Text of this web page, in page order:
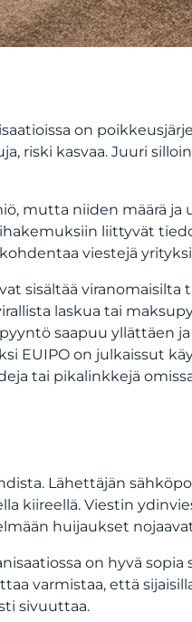
on
riski kasvaa. Juuri
mutta niiden määrä ja
liittyvät
viestejä
sisältää
laskua tai
saapuu yllättäen
EUIPO on julkaissut
tai pikalinkkejä
Lähettäjän
kiireellä. Viestin
huijaukset
on hyvä sopia
varmistaa, että
sivuuttaa.